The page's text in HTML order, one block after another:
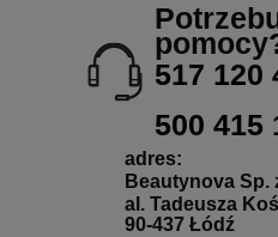
517 120
500 415
adres:
Beautynova Sp.
al. Tadeusza
90-437 Łódź